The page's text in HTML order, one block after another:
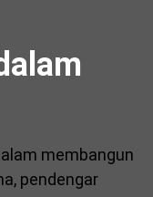
membangun
pendengar